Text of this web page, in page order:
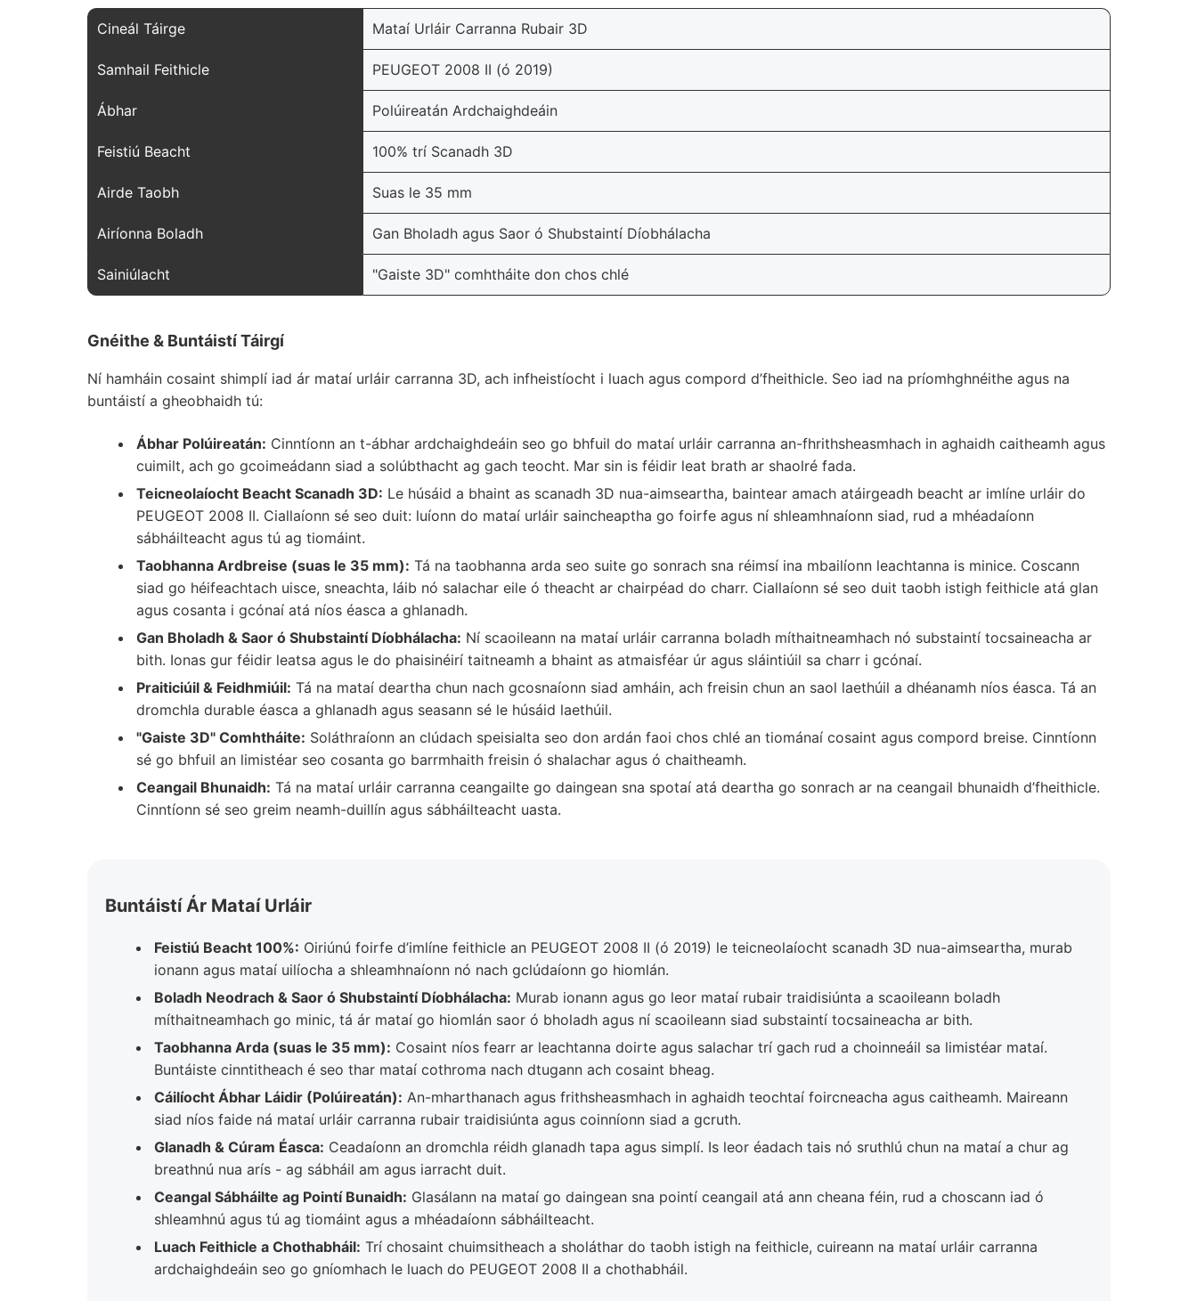
Cineál Táirge Mataí Urláir Carranna Rubair 3D
Samhail Feithicle PEUGEOT 2008 II (ó 2019)
Ábhar Polúireatán Ardchaighdeáin
Feistiú Beacht 100% trí Scanadh 3D
Airde Taobh Suas le 35 mm
Airíonna Boladh Gan Bholadh agus Saor ó Shubstaintí Díobhálacha
Sainiúlacht "Gaiste 3D" comhtháite don chos chlé
Gnéithe & Buntáistí Táirgí
Ní hamháin cosaint shimplí iad ár mataí urláir carranna 3D, ach infheistíocht i luach agus compord d’fheithicle. Seo iad na príomhghnéithe agus na
buntáistí a gheobhaidh tú:
Ábhar Polúireatán: Cinntíonn an t-ábhar ardchaighdeáin seo go bhfuil do mataí urláir carranna an-fhrithsheasmhach in aghaidh caitheamh agus
cuimilt, ach go gcoimeádann siad a solúbthacht ag gach teocht. Mar sin is féidir leat brath ar shaolré fada.
Teicneolaíocht Beacht Scanadh 3D: Le húsáid a bhaint as scanadh 3D nua-aimseartha, baintear amach atáirgeadh beacht ar imlíne urláir do
PEUGEOT 2008 II. Ciallaíonn sé seo duit: luíonn do mataí urláir saincheaptha go foirfe agus ní shleamhnaíonn siad, rud a mhéadaíonn
sábháilteacht agus tú ag tiomáint.
Taobhanna Ardbreise (suas le 35 mm): Tá na taobhanna arda seo suite go sonrach sna réimsí ina mbailíonn leachtanna is minice. Coscann
siad go héifeachtach uisce, sneachta, láib nó salachar eile ó theacht ar chairpéad do charr. Ciallaíonn sé seo duit taobh istigh feithicle atá glan
agus cosanta i gcónaí atá níos éasca a ghlanadh.
Gan Bholadh & Saor ó Shubstaintí Díobhálacha: Ní scaoileann na mataí urláir carranna boladh míthaitneamhach nó substaintí tocsaineacha ar
bith. Ionas gur féidir leatsa agus le do phaisinéirí taitneamh a bhaint as atmaisféar úr agus sláintiúil sa charr i gcónaí.
Praiticiúil & Feidhmiúil: Tá na mataí deartha chun nach gcosnaíonn siad amháin, ach freisin chun an saol laethúil a dhéanamh níos éasca. Tá an
dromchla durable éasca a ghlanadh agus seasann sé le húsáid laethúil.
"Gaiste 3D" Comhtháite: Soláthraíonn an clúdach speisialta seo don ardán faoi chos chlé an tiománaí cosaint agus compord breise. Cinntíonn
sé go bhfuil an limistéar seo cosanta go barrmhaith freisin ó shalachar agus ó chaitheamh.
Ceangail Bhunaidh: Tá na mataí urláir carranna ceangailte go daingean sna spotaí atá deartha go sonrach ar na ceangail bhunaidh d’fheithicle.
Cinntíonn sé seo greim neamh-duillín agus sábháilteacht uasta.
Buntáistí Ár Mataí Urláir
Feistiú Beacht 100%: Oiriúnú foirfe d’imlíne feithicle an PEUGEOT 2008 II (ó 2019) le teicneolaíocht scanadh 3D nua-aimseartha, murab
ionann agus mataí uilíocha a shleamhnaíonn nó nach gclúdaíonn go hiomlán.
Boladh Neodrach & Saor ó Shubstaintí Díobhálacha: Murab ionann agus go leor mataí rubair traidisiúnta a scaoileann boladh
míthaitneamhach go minic, tá ár mataí go hiomlán saor ó bholadh agus ní scaoileann siad substaintí tocsaineacha ar bith.
Taobhanna Arda (suas le 35 mm): Cosaint níos fearr ar leachtanna doirte agus salachar trí gach rud a choinneáil sa limistéar mataí.
Buntáiste cinntitheach é seo thar mataí cothroma nach dtugann ach cosaint bheag.
Cáilíocht Ábhar Láidir (Polúireatán): An-mharthanach agus frithsheasmhach in aghaidh teochtaí foircneacha agus caitheamh. Maireann
siad níos faide ná mataí urláir carranna rubair traidisiúnta agus coinníonn siad a gcruth.
Glanadh & Cúram Éasca: Ceadaíonn an dromchla réidh glanadh tapa agus simplí. Is leor éadach tais nó sruthlú chun na mataí a chur ag
breathnú nua arís - ag sábháil am agus iarracht duit.
Ceangal Sábháilte ag Pointí Bunaidh: Glasálann na mataí go daingean sna pointí ceangail atá ann cheana féin, rud a choscann iad ó
shleamhnú agus tú ag tiomáint agus a mhéadaíonn sábháilteacht.
Luach Feithicle a Chothabháil: Trí chosaint chuimsitheach a sholáthar do taobh istigh na feithicle, cuireann na mataí urláir carranna
ardchaighdeáin seo go gníomhach le luach do PEUGEOT 2008 II a chothabháil.